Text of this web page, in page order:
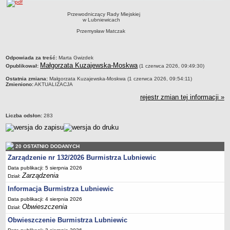
Ogłoszenia o konkursach
Zastępca Burmistrza Lubniewic
Skarbnik Gminy
Regulamin i schemat organizacyjny
Przewodnik po urzędzie
Kodeks etyczny
Oświadczenia majątkowe
Raporty
RADA MIEJSKA
Dyżury Przewodniczącego Rady Miejskiej
Transmisja z obrad sesji
Zadania i uprawnienia
Przewodniczący Rady Miejskiej
w Lubniewicach
Przemysław Matczak
metryczka
Odpowiada za treść: Marta Gwizdek
Opublikował: Małgorzata Kuzajewska-Moskwa (1 czerwca 2026, 09:49:30)
Ostatnia zmiana: Małgorzata Kuzajewska-Moskwa (1 czerwca 2026, 09:54:11)
Zmieniono:AKTUALIZACJA
rejestr zmian tej informacji »
Liczba odsłon: 283
20 OSTATNIO DODANYCH
Zarządzenie nr 132/2026 Burmistrza Lubniewic
Data publikacji: 5 sierpnia 2026
Dział:Zarządzenia
Informacja Burmistrza Lubniewic
Data publikacji: 4 sierpnia 2026
Dział:Obwieszczenia
Obwieszczenie Burmistrza Lubniewic